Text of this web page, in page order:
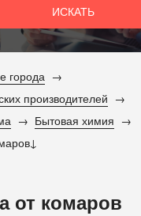
города
производителей
Бытовая химия
от комаров